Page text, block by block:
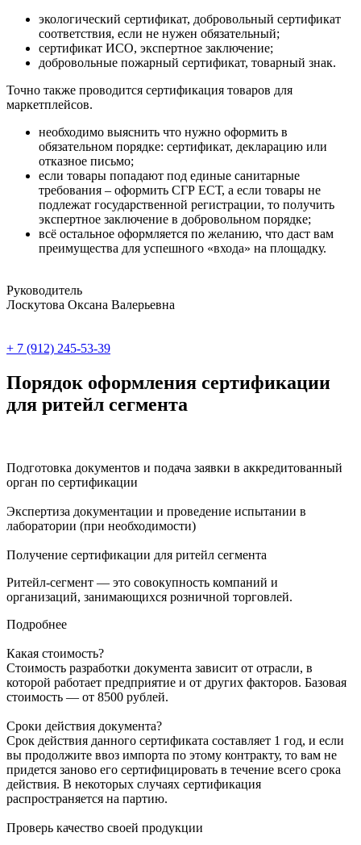
экологический сертификат, добровольный сертификат
соответствия, если не нужен обязательный;
сертификат ИСО, экспертное заключение;
добровольные пожарный сертификат, товарный знак.
Точно также проводится сертификация товаров для
маркетплейсов.
необходимо выяснить что нужно оформить в
обязательном порядке: сертификат, декларацию или
отказное письмо;
если товары попадают под единые санитарные
требования – оформить СГР ЕСТ, а если товары не
подлежат государственной регистрации, то получить
экспертное заключение в добровольном порядке;
всё остальное оформляется по желанию, что даст вам
преимущества для успешного «входа» на площадку.
Руководитель
Лоскутова Оксана Валерьевна
+ 7 (912) 245-53-39
Порядок оформления сертификации
для ритейл сегмента
Подготовка документов и подача заявки в аккредитованный
орган по сертификации
Экспертиза документации и проведение испытании в
лаборатории (при необходимости)
Получение сертификации для ритейл сегмента
Ритейл-сегмент — это совокупность компаний и
организаций, занимающихся розничной торговлей.
Подробнее
Какая стоимость?
Стоимость разработки документа зависит от отрасли, в
которой работает предприятие и от других факторов. Базовая
стоимость — от 8500 рублей.
Сроки действия документа?
Срок действия данного сертификата составляет 1 год, и если
вы продолжите ввоз импорта по этому контракту, то вам не
придется заново его сертифицировать в течение всего срока
действия. В некоторых случаях сертификация
распространяется на партию.
Проверь качество своей продукции